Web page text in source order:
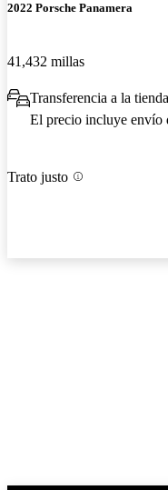
2022 Porsche Panamera
41,432 millas
Transferencia a la
El precio incluye envío
Trato justo